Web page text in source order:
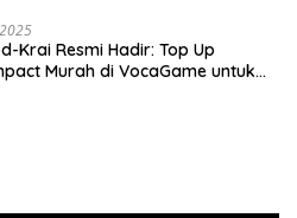
Krai Resmi Hadir: Top Up
Murah di VocaGame untuk